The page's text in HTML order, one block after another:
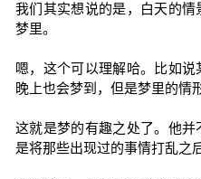
我们其实想说的是，白天的
梦里。
嗯，这个可以理解哈。比如说
晚上也会梦到，但是梦里的情
这就是梦的有趣之处了。他
是将那些出现过的事情打乱之